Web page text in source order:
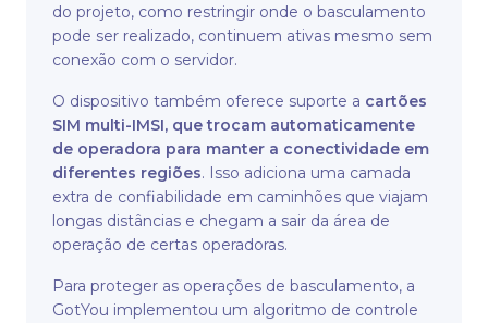
do projeto, como restringir onde o basculamento
pode ser realizado, continuem ativas mesmo sem
conexão com o servidor.
O dispositivo também oferece suporte a cartões
SIM multi-IMSI, que trocam automaticamente
de operadora para manter a conectividade em
diferentes regiões. Isso adiciona uma camada
extra de confiabilidade em caminhões que viajam
longas distâncias e chegam a sair da área de
operação de certas operadoras.
Para proteger as operações de basculamento, a
GotYou implementou um algoritmo de controle